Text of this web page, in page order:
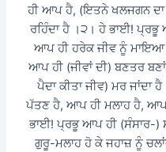
ਹੀ ਆਪ ਹੈ, (ਇਤਨੇ ਖਲਜਗਨ
ਰਹਿੰਦਾ ਹੈ ।੨। ਹੇ ਭਾਈ! ਪ੍ਰਭੂ
ਆਪ ਹੀ ਹਰੇਕ ਜੀਵ ਨੂੰ
ਆਪ ਹੀ (ਜੀਵਾਂ ਦੀ) ਬਣਤਰ
ਪੈਦਾ ਕੀਤਾ ਜੀਵ) ਮਰ
ਪੱਤਣ ਹੈ, ਆਪ ਹੀ ਮਲਾਹ ਹੈ, ਆਪ
ਭਾਈ! ਪ੍ਰਭੂ ਆਪ ਹੀ (ਸੰਸਾਰ-)
ਗੁਰੂ-ਮਲਾਹ ਹੋ ਕੇ ਜਹਾਜ਼ ਨੂੰ